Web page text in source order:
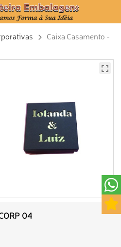
Caixa Casamento -
04